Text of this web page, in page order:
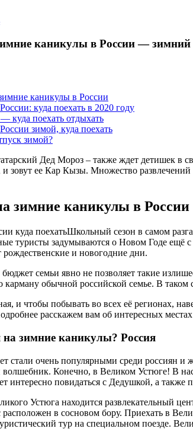
каникулы в России — зимний
каникулы в России
куда поехать в 2020 году
куда поехать отдыхать
зимой, куда поехать
зимой?
Дед Мороз – также ждет детишек в
и зовут ее Кар Кызы. Множество
зимние каникулы в России
Школьный сезон в самом
туристы задумываются о Новом Годе ещё
рождественские и новогодние дни.
бюджет семьи явно не позволяет такие
карману обычной российской семье. В
и чтобы побывать во всех её регионах,
расскажем вам об интересных
на зимние каникулы? Россия
стали очень популярными среди россиян
Конечно, в Великом Устюге! В
интересно повидаться с Дедушкой, а также
Устюга находится развлекательный
в сосновом бору. Приехать в
тур на специальном поезде.